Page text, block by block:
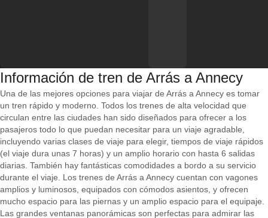
Información de tren de Arrás a Annecy
Una de las mejores opciones para viajar de Arrás a Annecy es tomar
un tren rápido y moderno. Todos los trenes de alta velocidad que
circulan entre las ciudades han sido diseñados para ofrecer a los
pasajeros todo lo que puedan necesitar para un viaje agradable,
incluyendo varias clases de viaje para elegir, tiempos de viaje rápidos
(el viaje dura unas 7 horas) y un amplio horario con hasta 6 salidas
diarias. También hay fantásticas comodidades a bordo a su servicio
durante el viaje. Los trenes de Arrás a Annecy cuentan con vagones
amplios y luminosos, equipados con cómodos asientos, y ofrecen
mucho espacio para las piernas y un amplio espacio para el equipaje.
Las grandes ventanas panorámicas son perfectas para admirar las